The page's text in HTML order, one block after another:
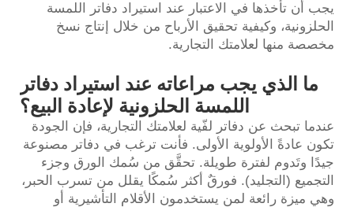
يجب أن تأخذها في الاعتبار عند استيراد دفاتر اللمسة
الحلزونية، وكيفية تحقيق الأرباح من خلال إنتاج نسخ
مخصصة منها لعلامتك التجارية.
ما الذي يجب مراعاته عند استيراد دفاتر
اللمسة الحلزونية لإعادة البيع؟
عندما تبحث عن دفاتر لفّية لعلامتك التجارية، فإن الجودة
تكون عادةً الأولوية الأولى. فأنت ترغب في دفاتر مصنوعة
جيدًا وتَدوم لفترة طويلة. تحقَّق من سُمك الورق وجزء
التجميع (التجليد). فورقٌ أكثر سُمكًا يقلل من تسرب الحبر،
وهي ميزة رائعة لمن يستخدمون الأقلام التأشيرية أو